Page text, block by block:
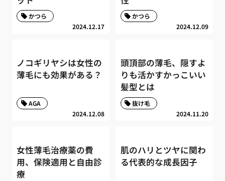
2024.12.17
かつら
2024.12.09
かつら
ノコギリヤシは女性の
薄毛にも効果がある？
2024.12.08
AGA
頭頂部の薄毛、隠すよ
りも活かすかっこいい
髪型とは
2024.11.20
抜け毛
女性薄毛治療薬の費
用、保険適用と自由診
療
肌のハリとツヤに関わ
る代表的な成長因子